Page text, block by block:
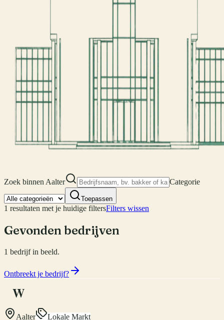
Zoek binnen Aalter Categorie
Toepassen
1 resultaten met je huidige filtersFilters wissen
Gevonden bedrijven
1 bedrijfin beeld.
Ontbreekt je bedrijf?
W
Aalter Lokale Markt